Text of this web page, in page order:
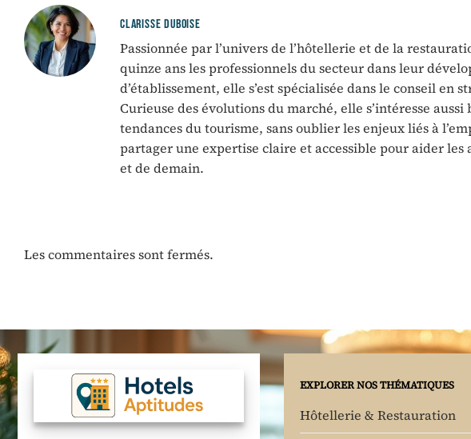
CLARISSE DUBOISE
Passionnée par l’univers de l’hôtellerie et de la
quinze ans les professionnels du secteur dans leur
d’établissement, elle s’est spécialisée dans le conseil
Curieuse des évolutions du marché, elle s’intéresse
tendances du tourisme, sans oublier les enjeux liés à
partager une expertise claire et accessible pour aider les
et de demain.
Les commentaires sont fermés.
EXPLORER NOS THÉMATIQUES
Hôtellerie & Restauration